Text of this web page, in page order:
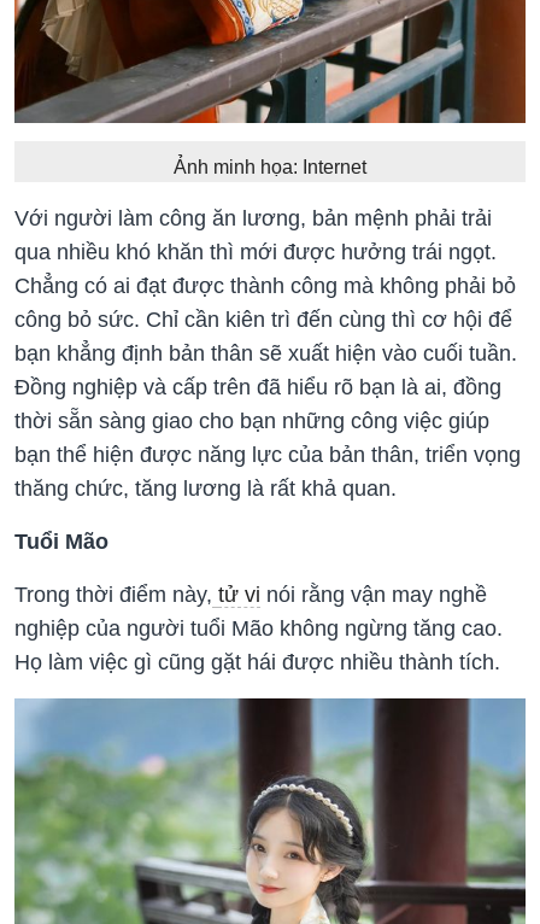
Ảnh minh họa: Internet
Với người làm công ăn lương, bản mệnh phải trải
qua nhiều khó khăn thì mới được hưởng trái ngọt.
Chẳng có ai đạt được thành công mà không phải bỏ
công bỏ sức. Chỉ cần kiên trì đến cùng thì cơ hội để
bạn khẳng định bản thân sẽ xuất hiện vào cuối tuần.
Đồng nghiệp và cấp trên đã hiểu rõ bạn là ai, đồng
thời sẵn sàng giao cho bạn những công việc giúp
bạn thể hiện được năng lực của bản thân, triển vọng
thăng chức, tăng lương là rất khả quan.
Tuổi Mão
Trong thời điểm này, tử vi nói rằng vận may nghề
nghiệp của người tuổi Mão không ngừng tăng cao.
Họ làm việc gì cũng gặt hái được nhiều thành tích.